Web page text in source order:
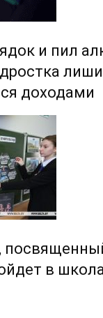
и пил
доходами
в